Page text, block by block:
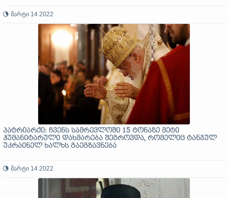
მარტი 14 2022
პატრიარქი: ჩვენს სამრევლოში 15 ტონაზე მეტი
ჰუმანიტარული დახმარება შეგროვდა, რომელიც ტანჯულ
უკრაინელ ხალხს გაეგზავნება
მარტი 14 2022